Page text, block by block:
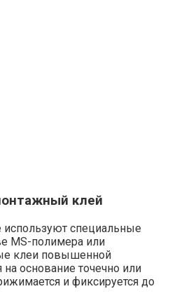
клей
используют специальные
MS-полимера или
клеи повышенной
на основание точечно или
и фиксируется до